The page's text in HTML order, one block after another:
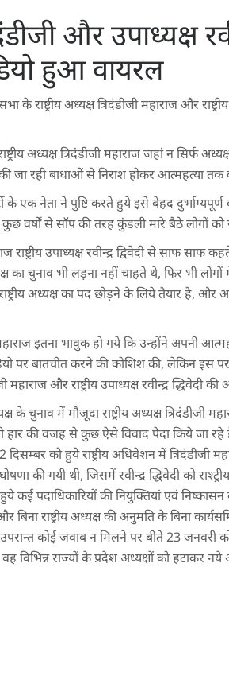
और उपाध्यक्ष
हुआ वायरल
राष्ट्रीय अध्यक्ष त्रिदंडीजी महाराज और
अध्यक्ष त्रिदंडीजी महाराज जहां न सिर्फ
जा रही बाधाओं से निराश होकर आत्महत्या तक
के एक नेता ने पुष्टि करते हुये इसे बेहद
वर्षों से सॉप की तरह कुंडली मारे बैठे लोगों को
राष्ट्रीय उपाध्यक्ष रवीन्द्र द्विवेदी से साफ
का चुनाव भी लड़ना नहीं चाहते थे, फिर भी
अध्यक्ष का पद छोड़ने के लिये तैयार है, और
महाराज इतना भावुक हो गये कि उन्होंने अपनी
पर बातचीत करने की कोशिश की, लेकिन इस
महाराज और राष्ट्रीय उपाध्यक्ष रवीन्द्र द्धिवेदी
के चुनाव में मौजूदा राष्ट्रीय अध्यक्ष त्रिदंडीजी
हार की वजह से कुछ ऐसे विवाद पैदा किये जा रहे
को हुये राष्ट्रीय अधिवेशन में त्रिदंडीजी
की गयी थी, जिसमें रवीन्द्र द्धिवेदी को
हुये कई पदाधिकारियों की नियुक्तियां एवं
राष्ट्रीय अध्यक्ष की अनुमति के बिना
कोई जवाब न मिलने पर बीते 23
विभिन्न राज्यों के प्रदेश अध्यक्षों को हटाकर